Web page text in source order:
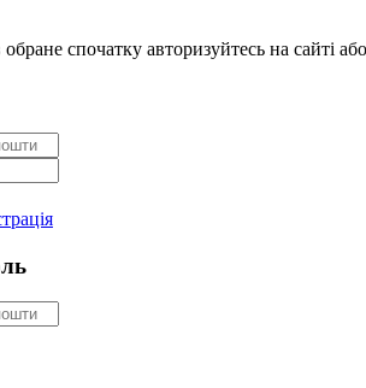
спочатку авторизуйтесь на сайті або